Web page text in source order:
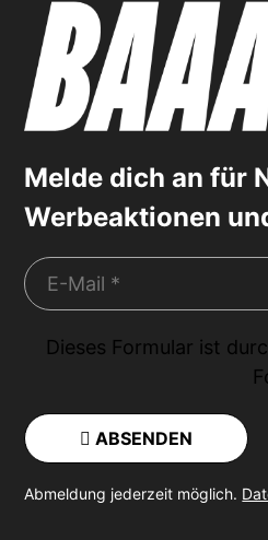
Melde dich an für
Werbeaktionen
Dieses Formular ist
ABSENDEN
Abmeldung jederzeit möglich.